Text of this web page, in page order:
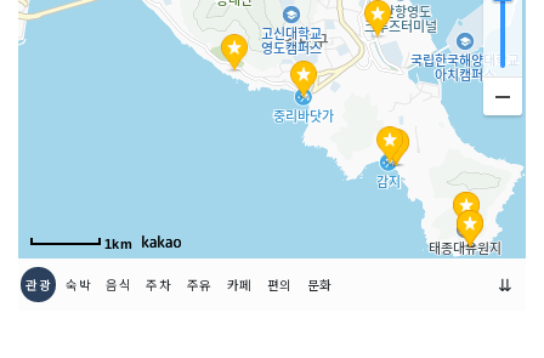
1km
관광 숙박 음식 주차 주유 카페 편의 문화 ⇊